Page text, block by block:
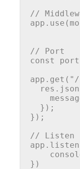
//
app. use (
// Port
const
app. get (
  res.
json
  });
});
// Listen
app. listen
})